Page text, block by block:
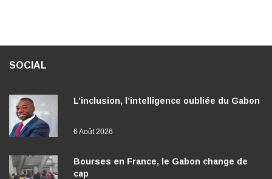
SOCIAL
L’inclusion, l’intelligence oubliée du Gabon
6 Août 2026
Bourses en France, le Gabon change de
cap